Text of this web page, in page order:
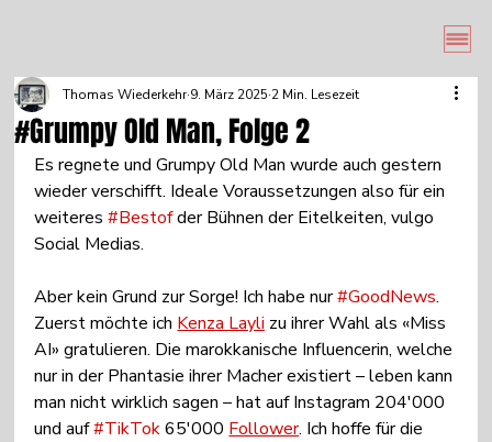
#Grumpy Old Man, Folge 2
Thomas Wiederkehr 9. März 2025 2 Min. Lesezeit
Es regnete und Grumpy Old Man wurde auch gestern
wieder verschifft. Ideale Voraussetzungen also für ein
weiteres #Bestof der Bühnen der Eitelkeiten, vulgo
Social Medias.
Aber kein Grund zur Sorge! Ich habe nur #GoodNews.
Zuerst möchte ich Kenza Layli zu ihrer Wahl als «Miss
AI» gratulieren. Die marokkanische Influencerin, welche
nur in der Phantasie ihrer Macher existiert – leben kann
man nicht wirklich sagen – hat auf Instagram 204'000
und auf #TikTok 65'000 Follower. Ich hoffe für die